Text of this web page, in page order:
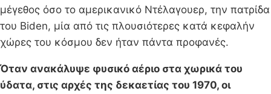
μέγεθος όσο το αμερικανικό Ντέλαγουερ, την πατρίδα
του Biden, μία από τις πλουσιότερες κατά κεφαλήν
χώρες του κόσμου δεν ήταν πάντα προφανές.
Όταν ανακάλυψε φυσικό αέριο στα χωρικά του
ύδατα, στις αρχές της δεκαετίας του 1970, οι